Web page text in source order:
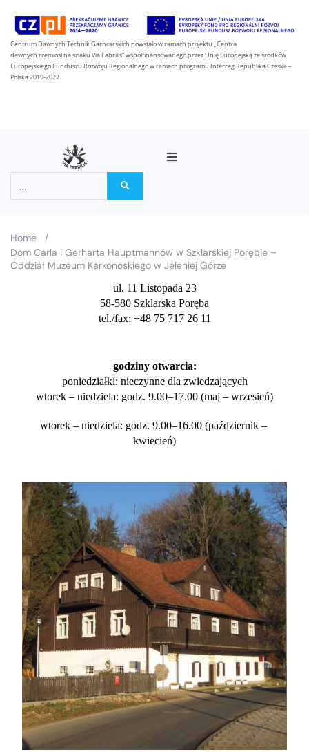
Centrum Dawnych Technik Garncarskich powstało w ramach projektu „Centra
dawnych rzemiosł na szlaku Via Fabrilis” współfinansowanego przez Unię Europejską ze środków
Europejskiego Funduszu Rozwoju Regionalnego w ramach programu Interreg Republika Czeska –
Polska 2019-2022.
Na szlaku Via Fabrilis
Aktualności
Home
/
Dom Carla i Gerharta Hauptmannów w Szklarskiej Porębie –
Oddział Muzeum Karkonoskiego w Jeleniej Górze
ul. 11 Listopada 23
58-580 Szklarska Poręba
tel./fax: +48 75 717 26 11
godziny otwarcia:
poniedziałki: nieczynne dla zwiedzających
wtorek – niedziela: godz. 9.00–17.00 (maj – wrzesień)
wtorek – niedziela: godz. 9.00–16.00 (październik –
kwiecień)